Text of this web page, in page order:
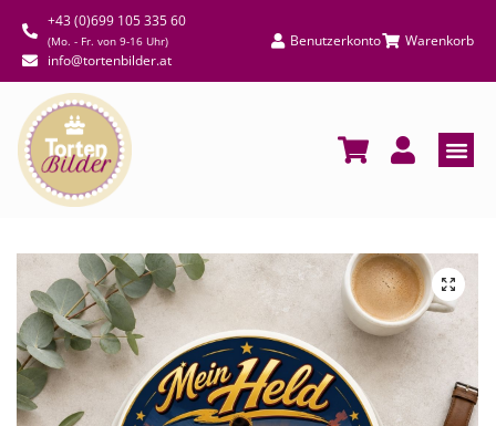
+43 (0)699 105 335 60
(Mo. - Fr. von 9-16 Uhr)
info@tortenbilder.at
Benutzerkonto Warenkorb